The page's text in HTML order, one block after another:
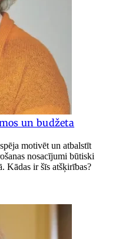
un budžeta
motivēt un atbalstīt
nosacījumi būtiski
Kādas ir šīs atšķirības?